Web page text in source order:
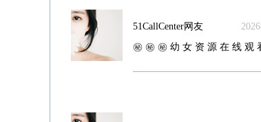
51CallCenter网友
2026-
㊙️ ㊙️ ㊙️ 幼 女 资 源 在 线 观